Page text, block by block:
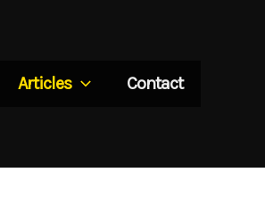
Articles Contact